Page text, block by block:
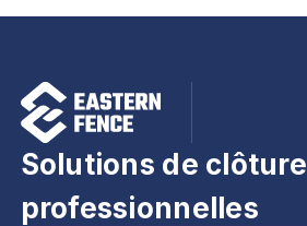
Solutions de clôture
professionnelles